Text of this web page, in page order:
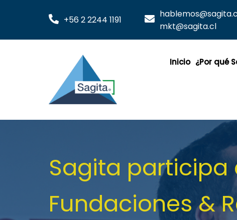
+56 2 2244 1191
mkt@sagita.cl
Inicio ¿Por qué
Sagita participa
Fundaciones &